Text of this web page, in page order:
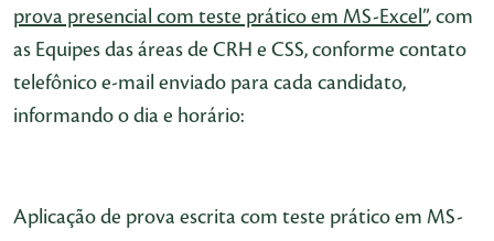
prova presencial com teste prático em MS-Excel”, com
as Equipes das áreas de CRH e CSS, conforme contato
telefônico e-mail enviado para cada candidato,
informando o dia e horário:
Aplicação de prova escrita com teste prático em MS-